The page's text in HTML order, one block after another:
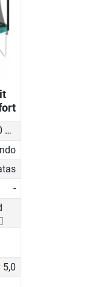
desde 200 cm
-
5,0